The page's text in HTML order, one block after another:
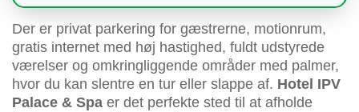
Der er privat parkering for gæstrerne, motionrum,
gratis internet med høj hastighed, fuldt udstyrede
værelser og omkringliggende områder med palmer,
hvor du kan slentre en tur eller slappe af. Hotel IPV
Palace & Spa er det perfekte sted til at afholde